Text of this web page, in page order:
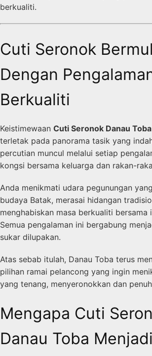
berkualiti.
Cuti Seronok
Dengan
Berkualiti
Keistimewaan Cuti Seronok Danau Toba
terletak pada panorama tasik yang
percutian muncul melalui setiap
kongsi bersama keluarga dan rakan-
Anda menikmati udara pegunungan
budaya Batak, merasai hidangan
menghabiskan masa berkualiti bersama
Semua pengalaman ini bergabung
sukar dilupakan.
Atas sebab itulah, Danau Toba terus
pilihan ramai pelancong yang ingin
yang tenang, menyeronokkan dan
Mengapa Cuti
Danau Toba